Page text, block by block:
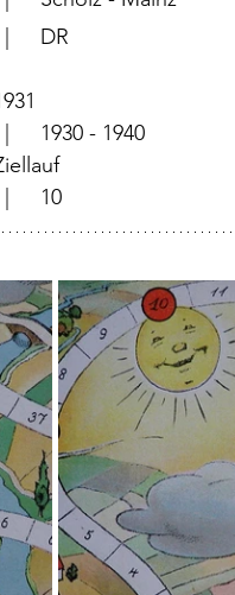
			  |	DR
|	1931
		  |	1930 - 1940
|	Ziellauf
			  |	10